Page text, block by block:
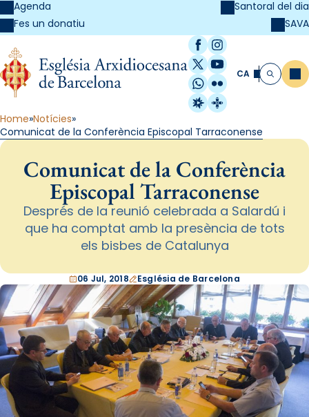
Agenda
Fes un donatiu
Santoral del dia
SAVA
Facebook
Instagram
X / Twitter
YouTube
WhatsApp
Flickr
Radio Estel
Catalunya
CA Cerca
Home Notícies
Comunicat de la Conferència Episcopal Tarraconense
Comunicat de la Conferència
Episcopal Tarraconense
Després de la reunió celebrada a Salardú i
que ha comptat amb la presència de tots
els bisbes de Catalunya
06 Jul, 2018 Església de Barcelona